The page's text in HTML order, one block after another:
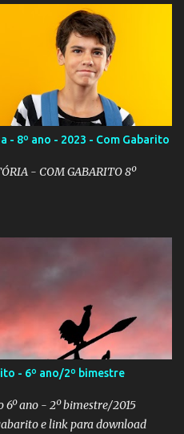
- 8º ano - 2023 - Com Gabarito
- COM GABARITO 8º
- 6º ano/2º bimestre
6º ano - 2º bimestre/2015
e link para download